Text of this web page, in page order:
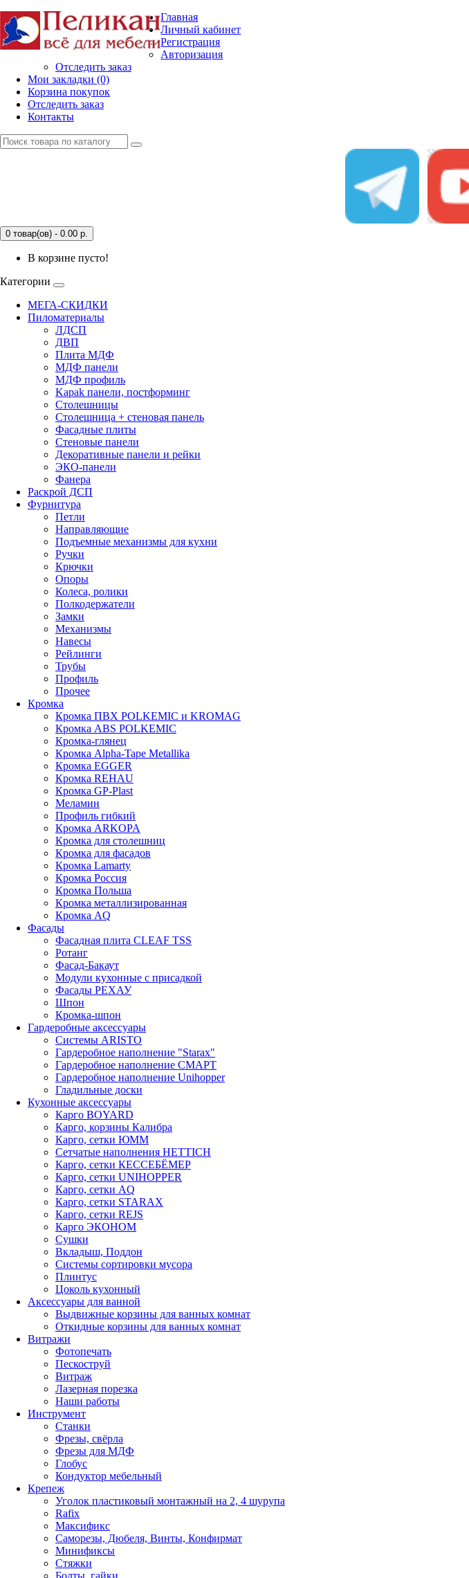
Главная
Личный кабинет
Регистрация
Авторизация
Отследить заказ
Мои закладки (0)
Корзина покупок
Отследить заказ
Контакты
0 товар(ов) - 0.00 р.
В корзине пусто!
Категории
МЕГА-СКИДКИ
Пиломатериалы
ЛДСП
ДВП
Плита МДФ
МДФ панели
МДФ профиль
Kapak панели, постформинг
Столешницы
Столешница + стеновая панель
Фасадные плиты
Стеновые панели
Декоративные панели и рейки
ЭКО-панели
Фанера
Раскрой ДСП
Фурнитура
Петли
Направляющие
Подъемные механизмы для кухни
Ручки
Крючки
Опоры
Колеса, ролики
Полкодержатели
Замки
Механизмы
Навесы
Рейлинги
Трубы
Профиль
Прочее
Кромка
Кромка ПВХ POLKEMIC и KROMAG
Кромка ABS POLKEMIС
Кромка-глянец
Кромка Alpha-Tape Metallika
Кромка EGGER
Кромка REHAU
Кромка GP-Plast
Меламин
Профиль гибкий
Кромка ARKOPA
Кромка для столешниц
Кромка для фасадов
Кромка Lamarty
Кромка Россия
Кромка Польша
Кромка металлизированная
Кромка AQ
Фасады
Фасадная плита CLEAF TSS
Ротанг
Фасад-Бакаут
Модули кухонные с присадкой
Фасады РЕХАУ
Шпон
Кромка-шпон
Гардеробные аксессуары
Системы ARISTO
Гардеробное наполнение "Starax"
Гардеробное наполнение СМАРТ
Гардеробное наполнение Unihopper
Гладильные доски
Кухонные аксессуары
Карго BOYARD
Карго, корзины Калибра
Карго, сетки ЮММ
Сетчатые наполнения HETTICH
Карго, сетки КЕССЕБЁМЕР
Карго, сетки UNIHOPPER
Карго, сетки AQ
Карго, сетки STARAX
Карго, сетки REJS
Карго ЭКОНОМ
Сушки
Вкладыш, Поддон
Системы сортировки мусора
Плинтус
Цоколь кухонный
Аксессуары для ванной
Выдвижные корзины для ванных комнат
Откидные корзины для ванных комнат
Витражи
Фотопечать
Пескоструй
Витраж
Лазерная порезка
Наши работы
Инструмент
Станки
Фрезы, свёрла
Фрезы для МДФ
Глобус
Кондуктор мебельный
Крепеж
Уголок пластиковый монтажный на 2, 4 шурупа
Rafix
Максификс
Саморезы, Дюбеля, Винты, Конфирмат
Минификсы
Стяжки
Болты, гайки